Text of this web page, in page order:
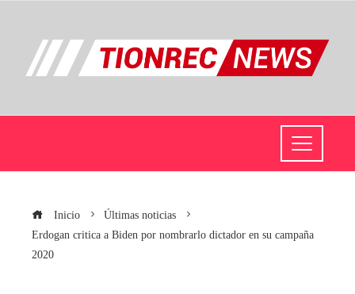
Inicio
Últimas noticias
Erdogan critica a Biden por nombrarlo dictador en su campaña
2020